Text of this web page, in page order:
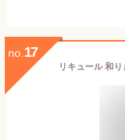
no. 17